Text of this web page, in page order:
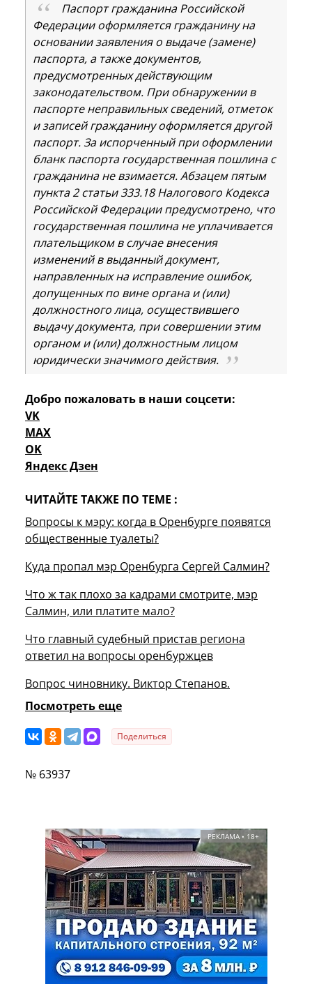
Паспорт гражданина Российской
Федерации оформляется гражданину на
основании заявления о выдаче (замене)
паспорта, а также документов,
предусмотренных действующим
законодательством. При обнаружении в
паспорте неправильных сведений, отметок
и записей гражданину оформляется другой
паспорт. За испорченный при оформлении
бланк паспорта государственная пошлина с
гражданина не взимается. Абзацем пятым
пункта 2 статьи 333.18 Налогового Кодекса
Российской Федерации предусмотрено, что
государственная пошлина не уплачивается
плательщиком в случае внесения
изменений в выданный документ,
направленных на исправление ошибок,
допущенных по вине органа и (или)
должностного лица, осуществившего
выдачу документа, при совершении этим
органом и (или) должностным лицом
юридически значимого действия.
Добро пожаловать в наши соцсети:
VK
MAX
OK
Яндекс Дзен
ЧИТАЙТЕ ТАКЖЕ ПО ТЕМЕ :
Вопросы к мэру: когда в Оренбурге появятся
общественные туалеты?
Куда пропал мэр Оренбурга Сергей Салмин?
Что ж так плохо за кадрами смотрите, мэр
Салмин, или платите мало?
Что главный судебный пристав региона
ответил на вопросы оренбуржцев
Вопрос чиновнику. Виктор Степанов.
Посмотреть еще
Поделиться
№ 63937
РЕКЛАМА • 18+